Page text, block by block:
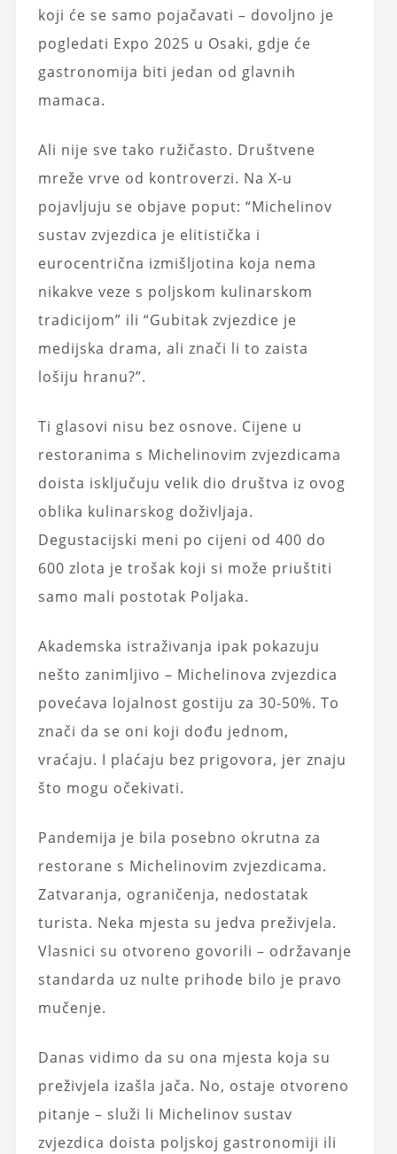
koji će se samo pojačavati – dovoljno je
pogledati Expo 2025 u Osaki, gdje će
gastronomija biti jedan od glavnih
mamaca.
Ali nije sve tako ružičasto. Društvene
mreže vrve od kontroverzi. Na X-u
pojavljuju se objave poput: “Michelinov
sustav zvjezdica je elitistička i
eurocentrična izmišljotina koja nema
nikakve veze s poljskom kulinarskom
tradicijom” ili “Gubitak zvjezdice je
medijska drama, ali znači li to zaista
lošiju hranu?”.
Ti glasovi nisu bez osnove. Cijene u
restoranima s Michelinovim zvjezdicama
doista isključuju velik dio društva iz ovog
oblika kulinarskog doživljaja.
Degustacijski meni po cijeni od 400 do
600 zlota je trošak koji si može priuštiti
samo mali postotak Poljaka.
Akademska istraživanja ipak pokazuju
nešto zanimljivo – Michelinova zvjezdica
povećava lojalnost gostiju za 30-50%. To
znači da se oni koji dođu jednom,
vraćaju. I plaćaju bez prigovora, jer znaju
što mogu očekivati.
Pandemija je bila posebno okrutna za
restorane s Michelinovim zvjezdicama.
Zatvaranja, ograničenja, nedostatak
turista. Neka mjesta su jedva preživjela.
Vlasnici su otvoreno govorili – održavanje
standarda uz nulte prihode bilo je pravo
mučenje.
Danas vidimo da su ona mjesta koja su
preživjela izašla jača. No, ostaje otvoreno
pitanje – služi li Michelinov sustav
zvjezdica doista poljskoj gastronomiji ili